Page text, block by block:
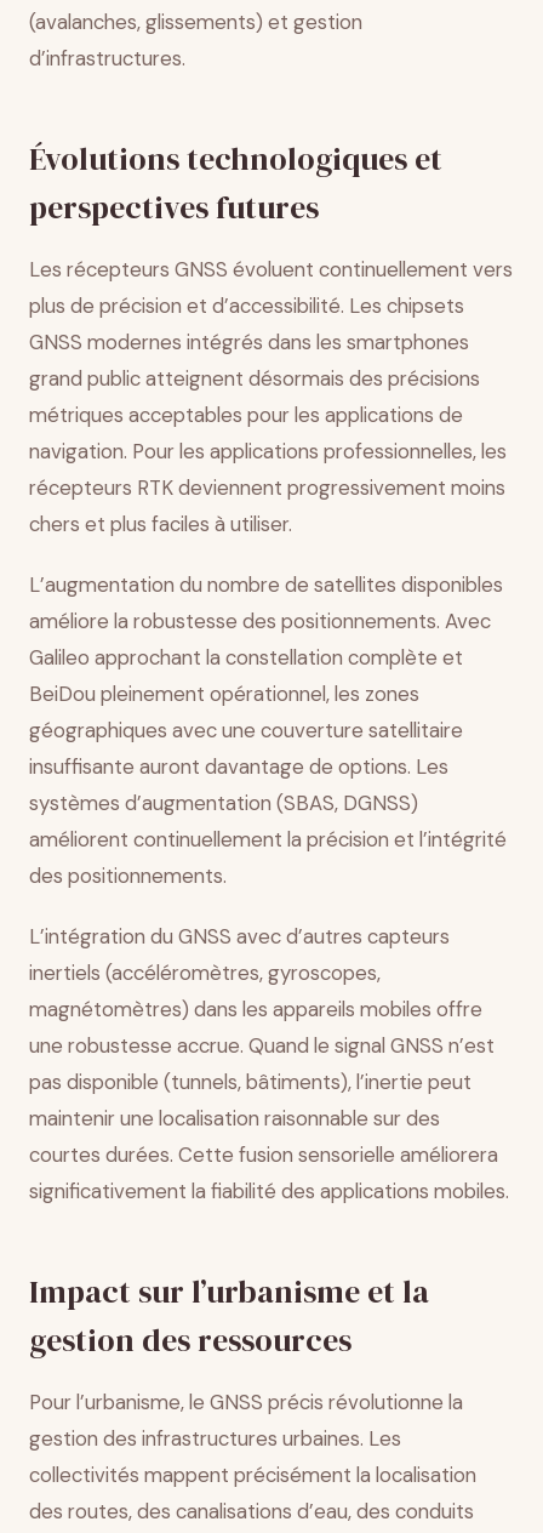
(avalanches, glissements) et gestion
d’infrastructures.
Évolutions technologiques et
perspectives futures
Les récepteurs GNSS évoluent continuellement vers
plus de précision et d’accessibilité. Les chipsets
GNSS modernes intégrés dans les smartphones
grand public atteignent désormais des précisions
métriques acceptables pour les applications de
navigation. Pour les applications professionnelles, les
récepteurs RTK deviennent progressivement moins
chers et plus faciles à utiliser.
L’augmentation du nombre de satellites disponibles
améliore la robustesse des positionnements. Avec
Galileo approchant la constellation complète et
BeiDou pleinement opérationnel, les zones
géographiques avec une couverture satellitaire
insuffisante auront davantage de options. Les
systèmes d’augmentation (SBAS, DGNSS)
améliorent continuellement la précision et l’intégrité
des positionnements.
L’intégration du GNSS avec d’autres capteurs
inertiels (accéléromètres, gyroscopes,
magnétomètres) dans les appareils mobiles offre
une robustesse accrue. Quand le signal GNSS n’est
pas disponible (tunnels, bâtiments), l’inertie peut
maintenir une localisation raisonnable sur des
courtes durées. Cette fusion sensorielle améliorera
significativement la fiabilité des applications mobiles.
Impact sur l’urbanisme et la
gestion des ressources
Pour l’urbanisme, le GNSS précis révolutionne la
gestion des infrastructures urbaines. Les
collectivités mappent précisément la localisation
des routes, des canalisations d’eau, des conduits